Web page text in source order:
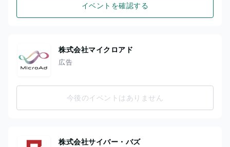
イベントを確認する
株式会社マイクロアド
広告
今後のイベントはありません
株式会社サイバー・バズ